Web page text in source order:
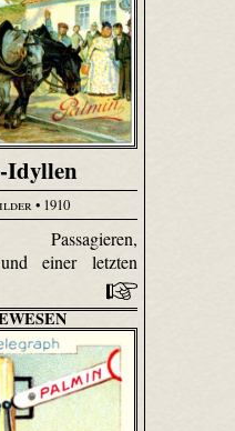
Idyllen
• 1910
und einer letzten